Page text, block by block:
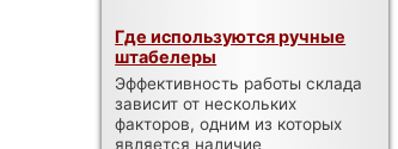
Где используются ручные
штабелеры
Эффективность работы склада
зависит от нескольких
факторов, одним из которых
является наличие